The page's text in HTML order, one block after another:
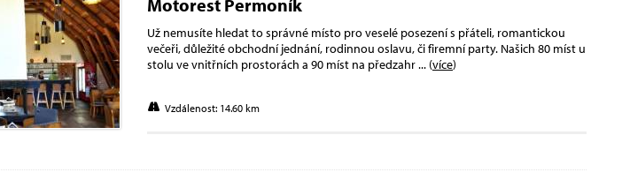
Motorest Permoník
Už nemusíte hledat to správné místo pro veselé posezení s přáteli, romantickou
večeři, důležité obchodní jednání, rodinnou oslavu, či firemní party. Našich 80 míst u
stolu ve vnitřních prostorách a 90 míst na předzahr... (více)
Vzdálenost: 14.60 km